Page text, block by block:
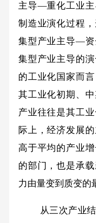
主导—重化工业
制造业演化过程
集型产业主导—
集型产业主导的
的工业化国家而
其工业化初期、
产业往往是其工
际上，经济发展
高于平均的产业
的部门，也是承
力由量变到质变的
从三次产业